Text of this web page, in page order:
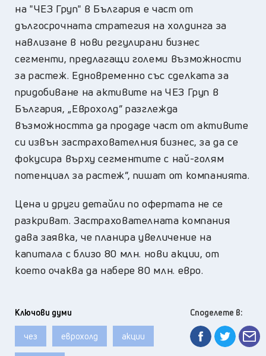
на "ЧЕЗ Груп" в България е част от
дългосрочната стратегия на холдинга за
навлизане в нови регулирани бизнес
сегменти, предлагащи големи възможности
за растеж. Едновременно със сделката за
придобиване на активите на ЧЕЗ Груп в
България, „Еврохолд” разглежда
възможността да продаде част от активите
си извън застрахователния бизнес, за да се
фокусира върху сегментите с най-голям
потенциал за растеж”, пишат от компанията.
Цена и други детайли по офертата не се
разкриват. Застрахователната компания
дава заявка, че планира увеличение на
капитала с близо 80 млн. нови акции, от
което очаква да набере 80 млн. евро.
Ключови думи
чез еврохолд акции
Споделете в: